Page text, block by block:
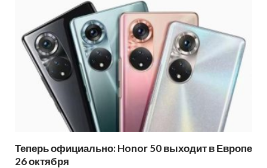
Теперь официально: Honor 50 выходит в Европе
26 октября